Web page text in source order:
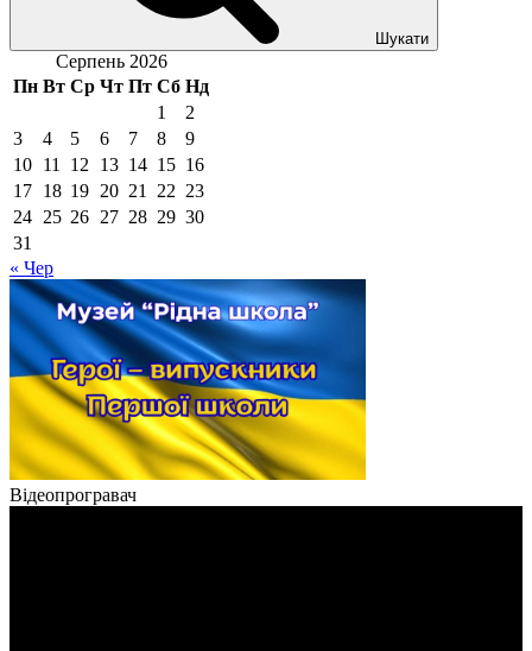
Шукати
Серпень 2026
Пн Вт Ср Чт Пт Сб Нд
1
2
3
4 5 6 7 8
9
10 11 12 13 14 15 16
17 18 19 20 21 22 23
24 25 26 27 28 29 30
31
« Чер
Відеопрогравач